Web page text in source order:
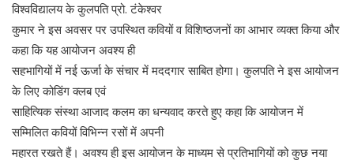
विश्वविद्यालय के कुलपति प्रो. टंकेश्वर
कुमार ने इस अवसर पर उपस्थित कवियों व विशिष्ठजनों का आभार व्यक्त किया और
कहा कि यह आयोजन अवश्य ही
सहभागियों में नई ऊर्जा के संचार में मददगार साबित होगा। कुलपति ने इस आयोजन
के लिए कोडिंग क्लब एवं
साहित्यिक संस्था आजाद कलम का धन्यवाद करते हुए कहा कि आयोजन में
सम्मिलित कवियों विभिन्न रसों में अपनी
महारत रखते हैं। अवश्य ही इस आयोजन के माध्यम से प्रतिभागियों को कुछ नया